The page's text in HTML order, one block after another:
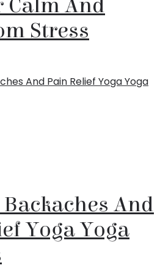
And
Stress
And
Yoga Yoga